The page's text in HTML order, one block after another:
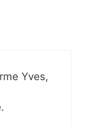
Yves,